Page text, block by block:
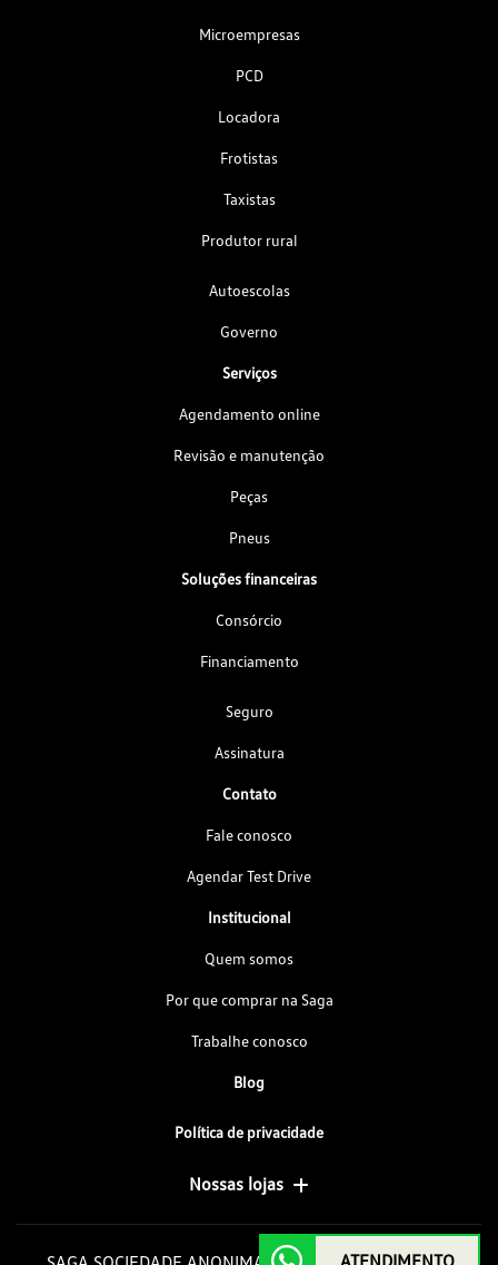
Microempresas
PCD
Locadora
Frotistas
Taxistas
Produtor rural
Autoescolas
Governo
Serviços
Agendamento online
Revisão e manutenção
Peças
Pneus
Soluções financeiras
Consórcio
Financiamento
Seguro
Assinatura
Contato
Fale conosco
Agendar Test Drive
Institucional
Quem somos
Por que comprar na Saga
Trabalhe conosco
Blog
Política de privacidade
Nossas lojas
ATENDIMENTO